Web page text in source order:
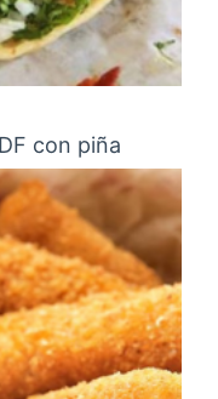
con piña